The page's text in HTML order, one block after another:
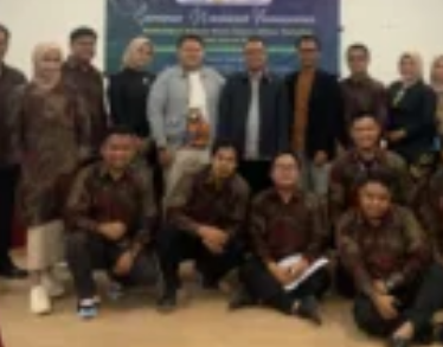
Bandung menghadirkan
penawaran spesial ...
Sambut 2026, Kakkoii
Bandung Hadirkan Pesta All
You Can Eat Mulai Rp
145.000